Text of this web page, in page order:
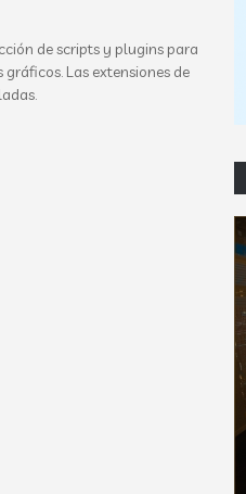
de scripts y plugins para
Las extensiones de